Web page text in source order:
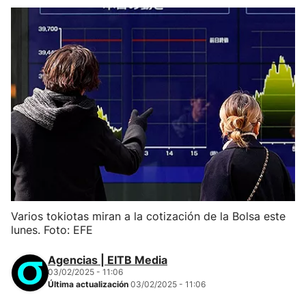
Varios tokiotas miran a la cotización de la Bolsa este
lunes. Foto: EFE
Agencias | EITB Media
03/02/2025 - 11:06
Última actualización 03/02/2025 - 11:06